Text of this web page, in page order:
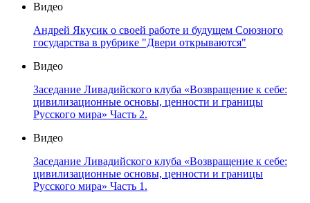
Видео
Андрей Якусик о своей работе и будущем Союзного
государства в рубрике "Двери открываются"
Видео
Заседание Ливадийского клуба «Возвращение к себе:
цивилизационные основы, ценности и границы
Русского мира» Часть 2.
Видео
Заседание Ливадийского клуба «Возвращение к себе:
цивилизационные основы, ценности и границы
Русского мира» Часть 1.